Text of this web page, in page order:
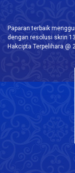
Paparan terbaik
dengan resolusi skrin
Hakcipta Terpelihara @